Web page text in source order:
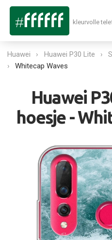
kleurvolle
Huawei Huawei P30 Lite
Whitecap Waves
Huawei
hoesje -